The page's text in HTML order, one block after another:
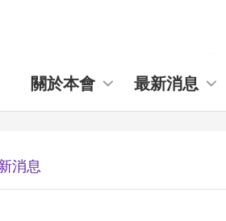
關於本會 最新消息
消息